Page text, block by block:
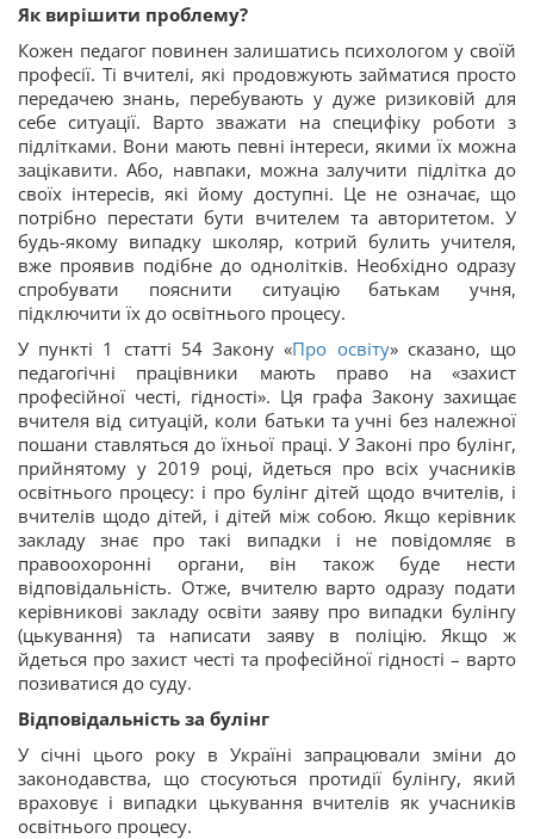
Як вирішити проблему?
Кожен педагог повинен залишатись психологом у своїй
професії. Ті вчителі, які продовжують займатися просто
передачею знань, перебувають у дуже ризиковій для
себе ситуації. Варто зважати на специфіку роботи з
підлітками. Вони мають певні інтереси, якими їх можна
зацікавити. Або, навпаки, можна залучити підлітка до
своїх інтересів, які йому доступні. Це не означає, що
потрібно перестати бути вчителем та авторитетом. У
будь-якому випадку школяр, котрий булить учителя,
вже проявив подібне до однолітків. Необхідно одразу
спробувати пояснити ситуацію батькам учня,
підключити їх до освітнього процесу.
У пункті 1 статті 54 Закону «Про освіту» сказано, що
педагогічні працівники мають право на «захист
професійної честі, гідності». Ця графа Закону захищає
вчителя від ситуацій, коли батьки та учні без належної
пошани ставляться до їхньої праці. У Законі про булінг,
прийнятому у 2019 році, йдеться про всіх учасників
освітнього процесу: і про булінг дітей щодо вчителів, і
вчителів щодо дітей, і дітей між собою. Якщо керівник
закладу знає про такі випадки і не повідомляє в
правоохоронні органи, він також буде нести
відповідальність. Отже, вчителю варто одразу подати
керівникові закладу освіти заяву про випадки булінгу
(цькування) та написати заяву в поліцію. Якщо ж
йдеться про захист честі та професійної гідності – варто
позиватися до суду.
Відповідальність за булінг
У січні цього року в Україні запрацювали зміни до
законодавства, що стосуються протидії булінгу, який
враховує і випадки цькування вчителів як учасників
освітнього процесу.